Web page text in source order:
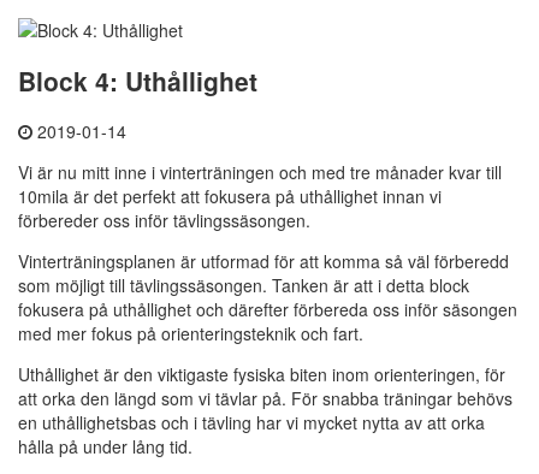
Block 4: Uthållighet
2019-01-14
Vi är nu mitt inne i vinterträningen och med tre månader kvar till
10mila är det perfekt att fokusera på uthållighet innan vi
förbereder oss inför tävlingssäsongen.
Vinterträningsplanen är utformad för att komma så väl förberedd
som möjligt till tävlingssäsongen. Tanken är att i detta block
fokusera på uthållighet och därefter förbereda oss inför säsongen
med mer fokus på orienteringsteknik och fart.
Uthållighet är den viktigaste fysiska biten inom orienteringen, för
att orka den längd som vi tävlar på. För snabba träningar behövs
en uthållighetsbas och i tävling har vi mycket nytta av att orka
hålla på under lång tid.